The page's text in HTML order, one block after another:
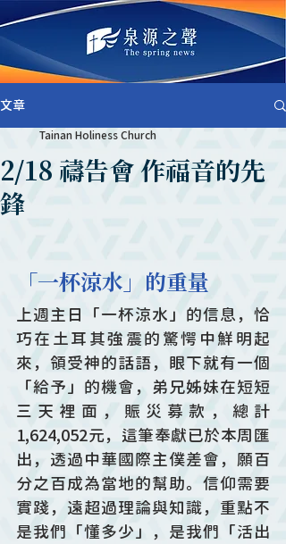
文章
2/18 禱告會 作福音的先
鋒
Tainan Holiness Church
「一杯涼水」的重量
上週主日「一杯涼水」的信息，恰
巧在土耳其強震的驚愕中鮮明起
來，領受神的話語，眼下就有一個
「給予」的機會，弟兄姊妹在短短
三天裡面，賑災募款，總計
1,624,052元，這筆奉獻已於本周匯
出，透過中華國際主僕差會，願百
分之百成為當地的幫助。信仰需要
實踐，遠超過理論與知識，重點不
是我們「懂多少」，是我們「活出